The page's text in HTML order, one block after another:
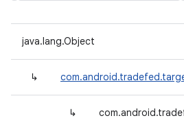
java.lang.Object
↳
↳